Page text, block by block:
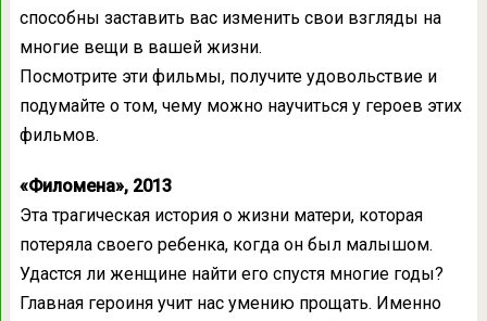
способны заставить вас изменить свои взгляды на
многие вещи в вашей жизни.
Посмотрите эти фильмы, получите удовольствие и
подумайте о том, чему можно научиться у героев этих
фильмов.
«Филомена», 2013
Эта трагическая история о жизни матери, которая
потеряла своего ребенка, когда он был малышом.
Удастся ли женщине найти его спустя многие годы?
Главная героиня учит нас умению прощать. Именно